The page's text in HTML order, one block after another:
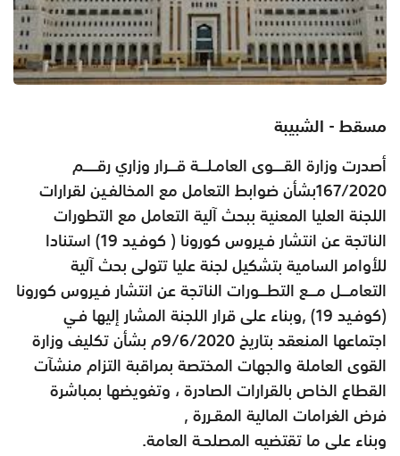
مسقط - الشبيبة
أصدرت وزارة القــــوى العامـلـــة قـــرار وزاري رقـــــم
167/2020بشأن ضوابط التعامل مع المخالفـين لقرارات
اللجنة العليا المعنية ببحث آلية التعامل مع التطورات
الناتجة عن انتشار فـيروس كورونا ( كوفـيد 19) استنادا
للأوامر السامية بتشكيل لجنة عليا تتولى بحث آلية
التعامـــل مـــع التطـــورات الناتجة عن انتشار فـيروس كورونا
(كوفـيد 19) ,وبناء على قرار اللجنة المشار إليها فـي
اجتماعها المنعقد بتاريخ 9/6/2020م بشأن تكليف وزارة
القوى العاملة والجهات المختصة بمراقبة التزام منشآت
القطاع الخاص بالقرارات الصادرة ، وتفويضها بمباشرة
فرض الغرامات المالية المقـررة ,
وبناء على ما تقتضيه المصلحـة العامة.